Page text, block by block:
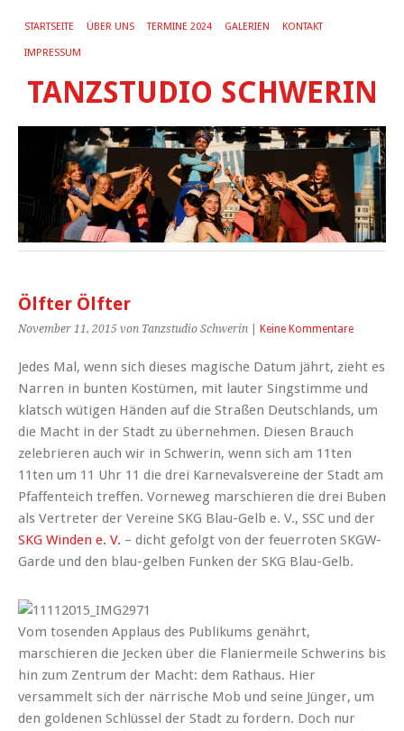
STARTSEITE ÜBER UNS TERMINE 2024 GALERIEN KONTAKT
IMPRESSUM
TANZSTUDIO SCHWERIN
Ölfter Ölfter
November 11, 2015 von Tanzstudio Schwerin Keine Kommentare
Jedes Mal, wenn sich dieses magische Datum jährt, zieht es
Narren in bunten Kostümen, mit lauter Singstimme und
klatsch wütigen Händen auf die Straßen Deutschlands, um
die Macht in der Stadt zu übernehmen. Diesen Brauch
zelebrieren auch wir in Schwerin, wenn sich am 11ten
11ten um 11 Uhr 11 die drei Karnevalsvereine der Stadt am
Pfaffenteich treffen. Vorneweg marschieren die drei Buben
als Vertreter der Vereine SKG Blau-Gelb e. V., SSC und der
SKG Winden e. V. – dicht gefolgt von der feuerroten SKGW-
Garde und den blau-gelben Funken der SKG Blau-Gelb.
Vom tosenden Applaus des Publikums genährt,
marschieren die Jecken über die Flaniermeile Schwerins bis
hin zum Zentrum der Macht: dem Rathaus. Hier
versammelt sich der närrische Mob und seine Jünger, um
den goldenen Schlüssel der Stadt zu fordern. Doch nur